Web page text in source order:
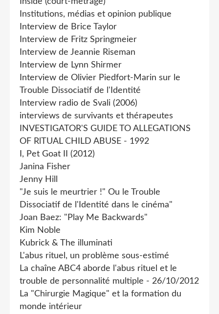
Institutions, médias et opinion publique
Interview de Brice Taylor
Interview de Fritz Springmeier
Interview de Jeannie Riseman
Interview de Lynn Shirmer
Interview de Olivier Piedfort-Marin sur le
Trouble Dissociatif de l'Identité
Interview radio de Svali (2006)
interviews de survivants et thérapeutes
INVESTIGATOR'S GUIDE TO ALLEGATIONS
OF RlTUAL CHILD ABUSE - 1992
I, Pet Goat II (2012)
Janina Fisher
Jenny Hill
"Je suis le meurtrier !" Ou le Trouble
Dissociatif de l'Identité dans le cinéma"
Joan Baez: "Play Me Backwards"
Kim Noble
Kubrick & The illuminati
L'abus rituel, un problème sous-estimé
La chaîne ABC4 aborde l'abus rituel et le
trouble de personnalité multiple - 26/10/2012
La "Chirurgie Magique" et la formation du
monde intérieur